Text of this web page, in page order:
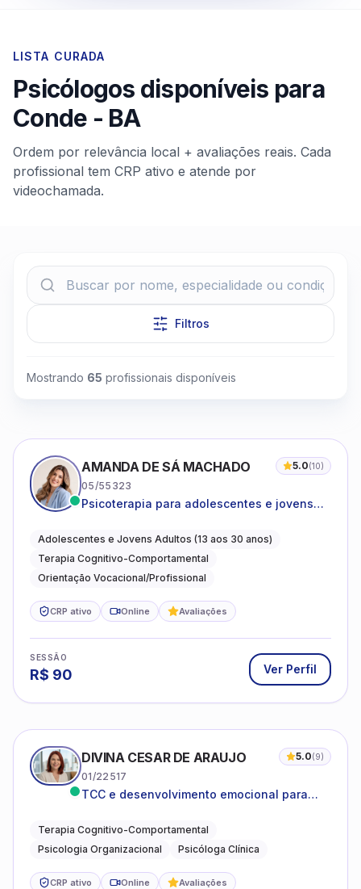
LISTA CURADA
Psicólogos disponíveis para
Conde - BA
Ordem por relevância local + avaliações reais. Cada
profissional tem CRP ativo e atende por
videochamada.
Filtros
Mostrando 65 profissionais disponíveis
AMANDA DE SÁ MACHADO 5.0(10)
05/55323
Psicoterapia para adolescentes e jovens
autoestima, relações e orientação
profissional
Adolescentes e Jovens Adultos (13 aos 30 anos)
Terapia Cognitivo-Comportamental
Orientação Vocacional/Profissional
CRP ativo Online Avaliações
SESSÃO
R$ 90 Ver Perfil
DIVINA CESAR DE ARAUJO 5.0(9)
01/22517
TCC e desenvolvimento emocional para
Terapia Cognitivo-Comportamental
Psicologia Organizacional
Psicóloga Clínica
CRP ativo Online Avaliações